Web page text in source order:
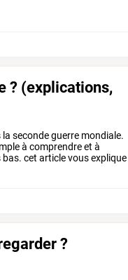
? (explications,
la secondeguerre mondiale.
à comprendreet à
bas. cet articlevousexplique
?